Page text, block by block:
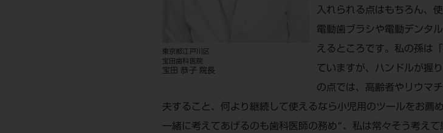
東京都江戸川区
宝田歯科医院
宝田 恭子 院長
入れられる点はもちろん、
電動歯ブラシや電動デンタ
えるところです。私の孫は
ていますが、ハンドルが握
の点では、高齢者やリウマ
夫すること、何より継続して使えるなら小児用のツールをお薦
一緒に考えてあげるのも歯科医師の務め”、私は常々そう考えて